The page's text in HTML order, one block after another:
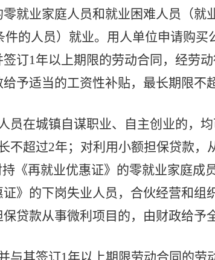
就业家庭人员和就业困难人员（就
的人员）就业。用人单位申请购买
订1年以上期限的劳动合同，经劳
予适当的工资性补贴，最长期限不
员在城镇自谋职业、自主创业的，
超过2年；对利用小额担保贷款，
《再就业优惠证》的零就业家庭成
》的下岗失业人员，合伙经营和组
贷款从事微利项目的，由财政给予
与其签订1年以上期限劳动合同的劳